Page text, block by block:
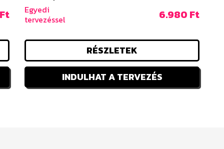
Egyedi
tervezéssel
6.980 Ft
RÉSZLETEK
INDULHAT A TERVEZÉS